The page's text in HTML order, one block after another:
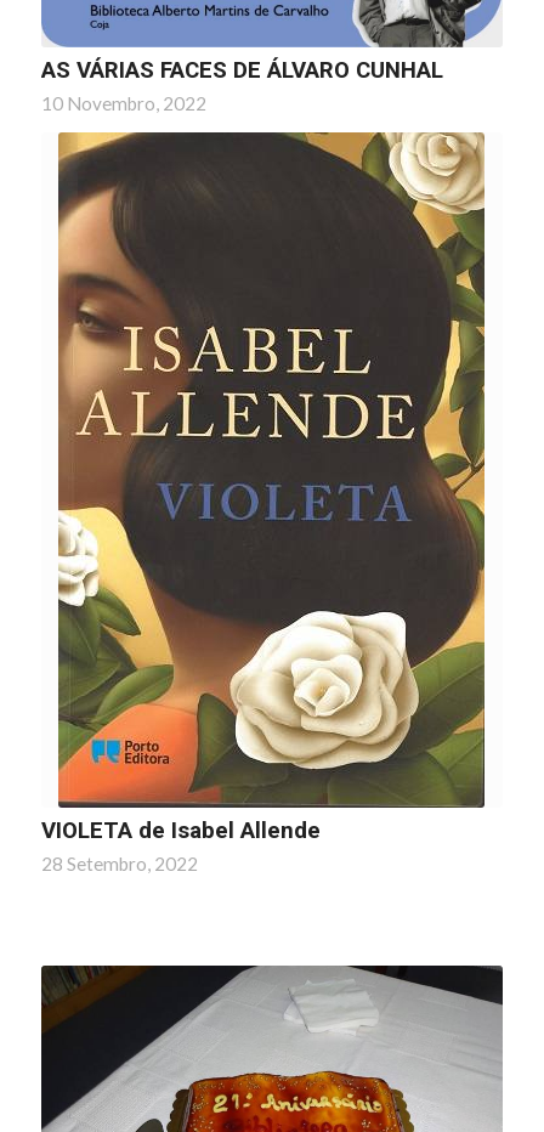
AS VÁRIAS FACES DE ÁLVARO CUNHAL
10 Novembro, 2022
VIOLETA de Isabel Allende
28 Setembro, 2022